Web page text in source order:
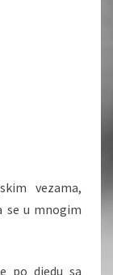
vezama,
se u mnogim
po djedu sa